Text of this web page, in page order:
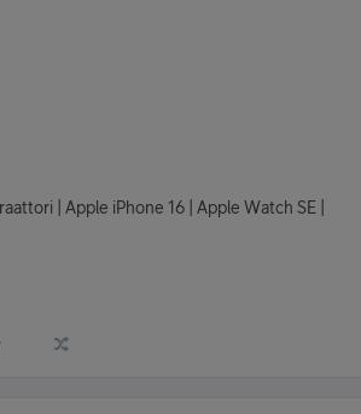
| Apple iPhone 16 | Apple Watch SE |